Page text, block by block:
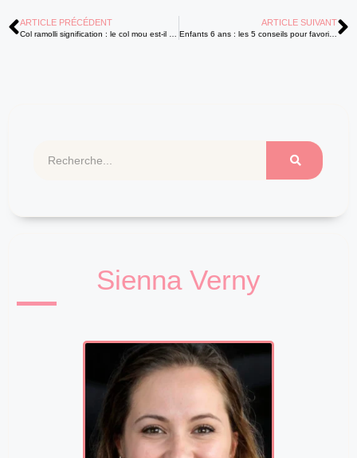
ARTICLE PRÉCÉDENT ARTICLE SUIVANT
Enfants 6 ans : les 5 conseils pour favoriser le développement émotionnel
Sienna Verny